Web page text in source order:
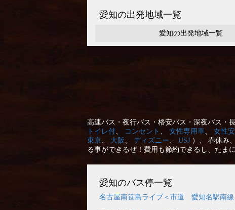
愛知の出発地域一覧
愛知の出発地域一覧
高速バス・夜行バス・格安バス・深夜バス・
トイレ付、 コンセント 、 女性専用車、 女性
東京、 大阪 、 ディズニー、 USJ ）、 春休み
る事ができるぜ！費用も節約できるし、たま
愛知のバス停一覧
名古屋南笹島ライブ＜市道 愛知名駅南線